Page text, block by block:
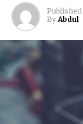
Published
By Abdul